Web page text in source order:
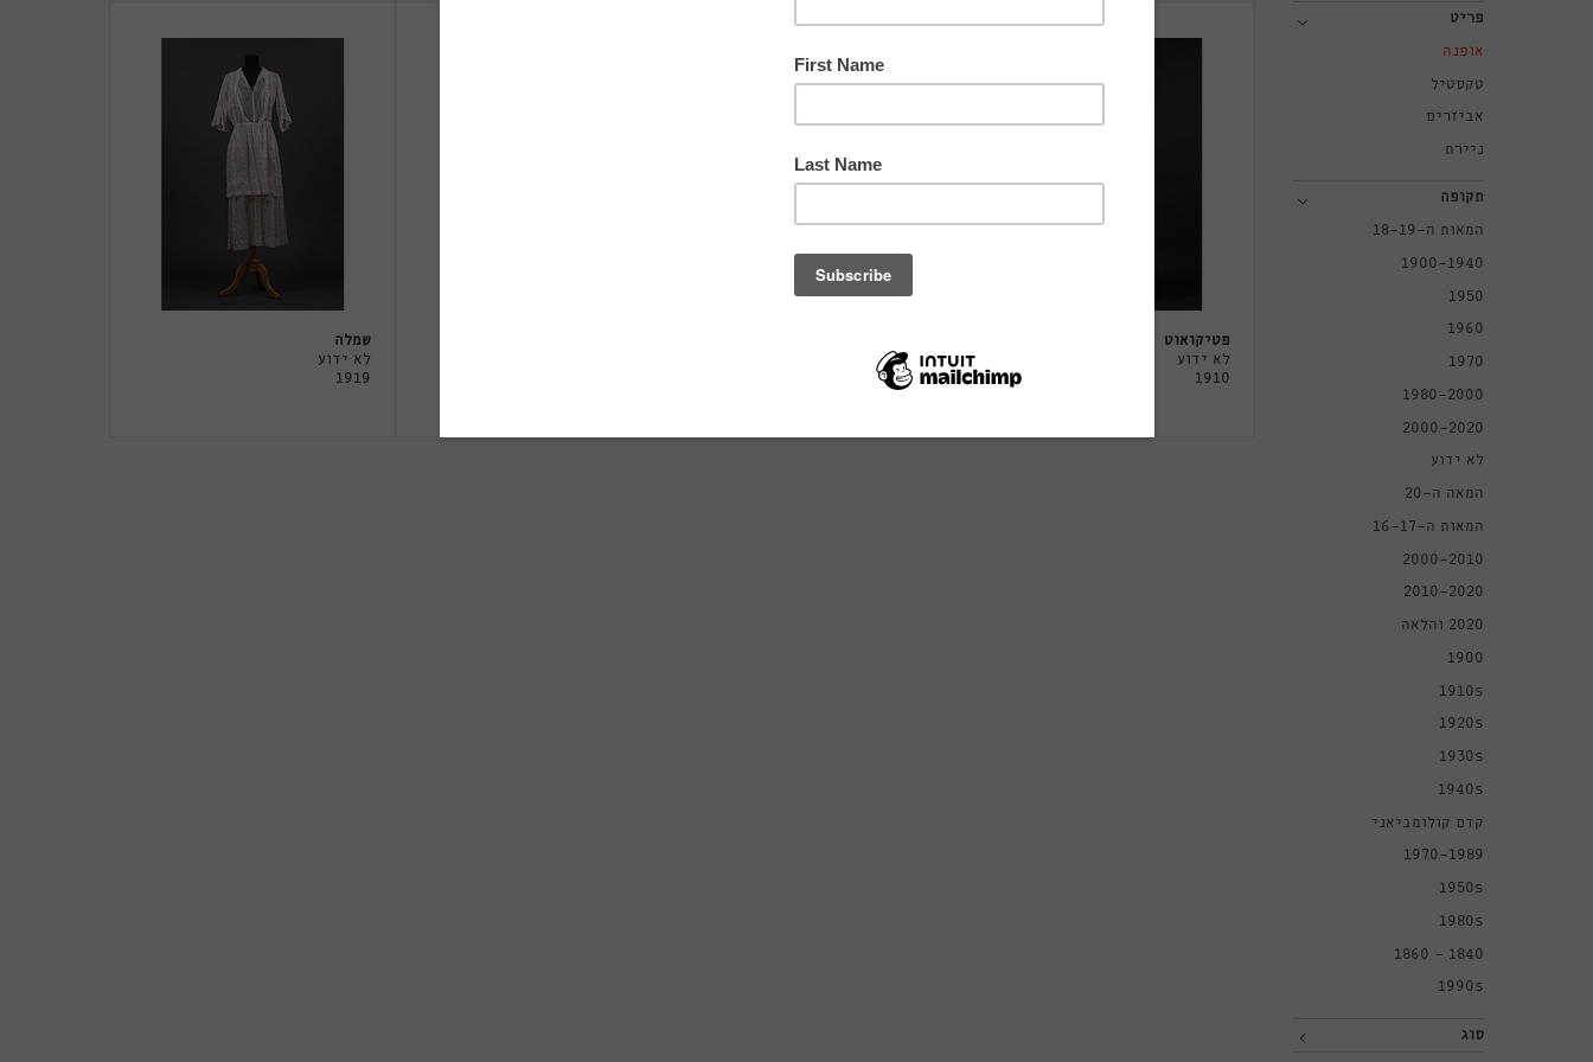
פריט
אופנה
טקסטיל
אביזרים
ניירת
תקופה
המאות ה-18-19
1900-1940
1950
1960
1970
1980-2000
2000-2020
לא ידוע
המאה ה-20
המאות ה-16-17
2000-2010
2010-2020
2020 והלאה
1900
1910s
1920s
1930s
1940s
קדם קולומביאני
1970-1989
1950s
1980s
1840 - 1860
1990s
סוג
פטיקואוט
לא ידוע
1910
מרג'יאלה - margiela
2012
שמלה
לא ידוע
1919